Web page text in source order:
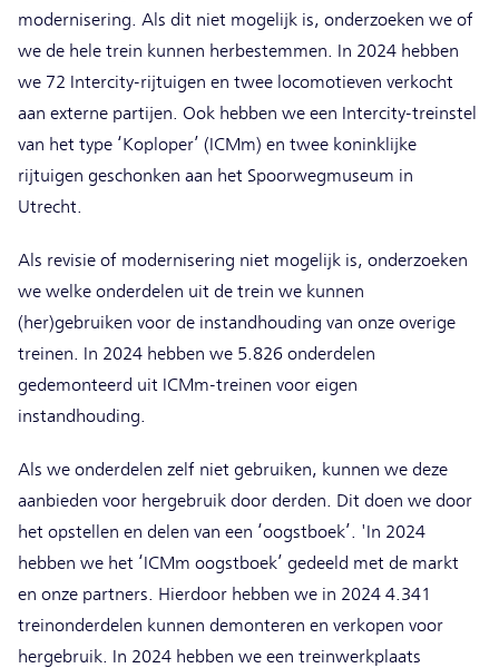
modernisering. Als dit niet mogelijk is, onderzoeken we of
we de hele trein kunnen herbestemmen. In 2024 hebben
we 72 Intercity-rijtuigen en twee locomotieven verkocht
aan externe partijen. Ook hebben we een Intercity-treinstel
van het type ‘Koploper’ (ICMm) en twee koninklijke
rijtuigen geschonken aan het Spoorwegmuseum in
Utrecht.
Als revisie of modernisering niet mogelijk is, onderzoeken
we welke onderdelen uit de trein we kunnen
(her)gebruiken voor de instandhouding van onze overige
treinen. In 2024 hebben we 5.826 onderdelen
gedemonteerd uit ICMm-treinen voor eigen
instandhouding.
Als we onderdelen zelf niet gebruiken, kunnen we deze
aanbieden voor hergebruik door derden. Dit doen we door
het opstellen en delen van een ‘oogstboek’. 'In 2024
hebben we het ‘ICMm oogstboek’ gedeeld met de markt
en onze partners. Hierdoor hebben we in 2024 4.341
treinonderdelen kunnen demonteren en verkopen voor
hergebruik. In 2024 hebben we een treinwerkplaats